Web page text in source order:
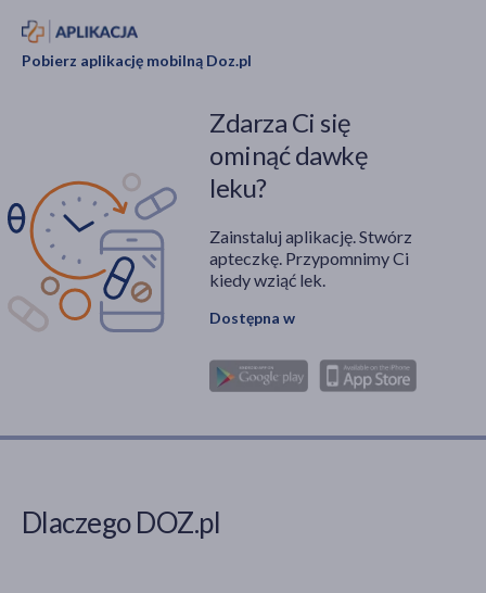
zabiegów
fizjoterapeutycznych.
Pobierz aplikację mobilną Doz.pl
Zdarza Ci się
ominąć dawkę
leku?
Zainstaluj aplikację. Stwórz
apteczkę. Przypomnimy Ci
kiedy wziąć lek.
Dostępna w
Dlaczego DOZ.pl